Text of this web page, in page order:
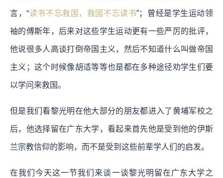
言，“读书不忘救国，救国不忘读书”；曾经是学生运动领
袖的傅斯年，后来对这些学生运动更有一些严厉的批评，
他说很多人高谈打倒帝国主义，然后不知道什么叫做帝国
主义；这个时候像胡适等等也是都在多种途径劝学生们要
以学问来救国。
但是我们看黎光明在他大部分的朋友都进入了黄埔军校之
后，他选择留在广东大学，看起来首先他是受到他的伊斯
兰宗教信仰的影响，而不是受到这些前辈学人们的启发。
在我们今天这一节我们来谈一谈黎光明留在广东大学之